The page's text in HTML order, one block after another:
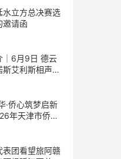
水立方总决赛选
邀请函
｜6月9日 德云
斯艾利斯相声专
艺邂逅南美风
·侨心筑梦启新
年天津市侨界
动成功举办
表团看望旅阿赣